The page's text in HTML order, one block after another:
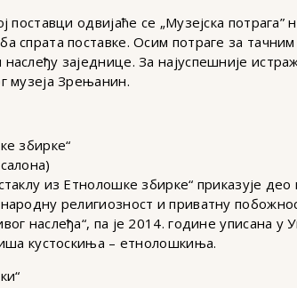
поставци одвијаће се „Музејска
спрата поставке. Осим потраге за
заједнице. За најуспешније
музеја Зрењанин.
збирке“
из Етнолошке збирке“ приказује
религиозност и приватну
наслеђа“, па је 2014. године уписана у
кустоскиња – етнолошкиња.